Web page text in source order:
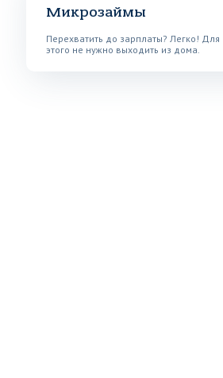
Микрозаймы
Перехватить до зарплаты? Легко! Для
этого не нужно выходить из дома.